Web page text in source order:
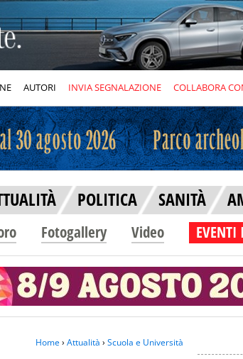
AUTORI INVIA SEGNALAZIONE COLLABORA
POLITICA SANITÀ
Fotogallery Video
Home› Attualità › Scuola e Università